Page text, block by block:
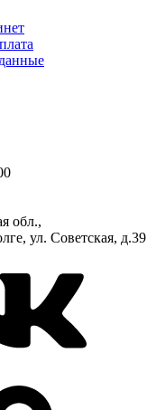
обл.,
ул. Советская, д.39